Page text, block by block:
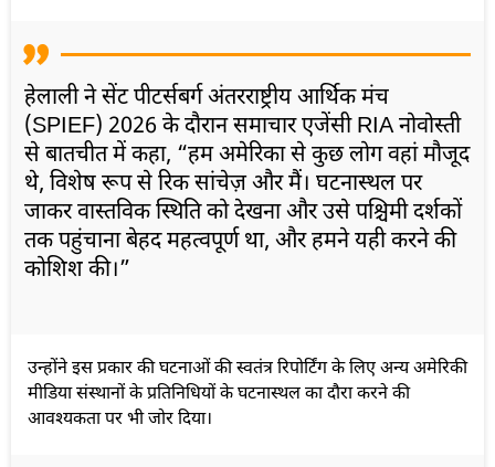
हेलाली ने सेंट पीटर्सबर्ग अंतरराष्ट्रीय आर्थिक मंच
(SPIEF) 2026 के दौरान समाचार एजेंसी RIA नोवोस्ती
से बातचीत में कहा, “हम अमेरिका से कुछ लोग वहां मौजूद
थे, विशेष रूप से रिक सांचेज़ और मैं। घटनास्थल पर
जाकर वास्तविक स्थिति को देखना और उसे पश्चिमी दर्शकों
तक पहुंचाना बेहद महत्वपूर्ण था, और हमने यही करने की
कोशिश की।”
उन्होंने इस प्रकार की घटनाओं की स्वतंत्र रिपोर्टिंग के लिए अन्य अमेरिकी
मीडिया संस्थानों के प्रतिनिधियों के घटनास्थल का दौरा करने की
आवश्यकता पर भी जोर दिया।